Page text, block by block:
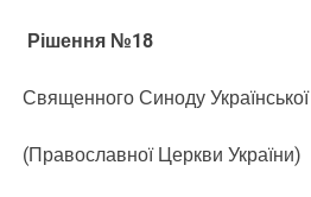
Рішення №18
Священного Синоду
(Православної Церкви України)